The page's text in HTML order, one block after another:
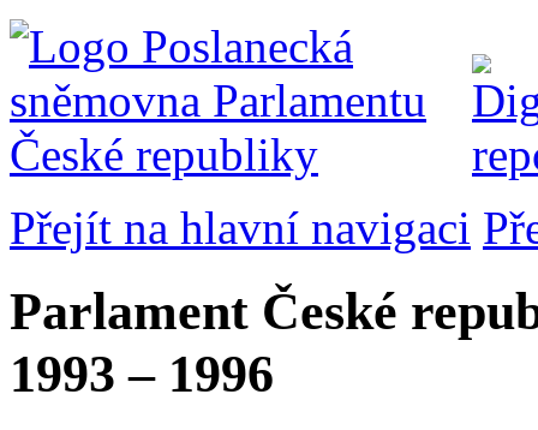
Přejít na hlavní navigaci
Parlament České
1993 – 1996